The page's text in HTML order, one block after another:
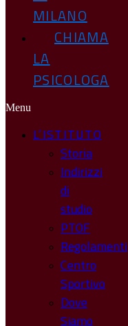
MILANO
CHIAMA
LA
PSICOLOGA
Menu
L’ISTITUTO
Storia
Indirizzi
di
studio
PTOF
Regolamenti
Centro
Sportivo
Dove
Siamo